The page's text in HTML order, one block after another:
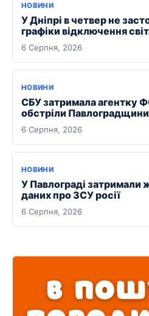
НОВИНИ
У Дніпрі в четвер не
графіки відключення
6 Серпня, 2026
НОВИНИ
СБУ затримала агентку
обстріли Павлоградщини
6 Серпня, 2026
НОВИНИ
У Павлограді затримали
даних про ЗСУ росії
6 Серпня, 2026